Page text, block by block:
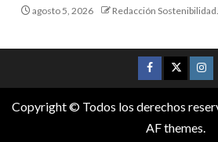
agosto 5, 2026 Redacción
Copyright © Todos los derechos
AF themes.